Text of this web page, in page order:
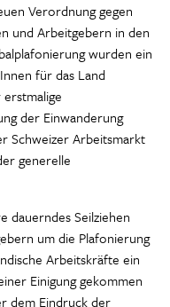
Verordnung gegen
und Arbeitgebern in den
wurden ein
für das Land
der Einwanderung
Schweizer Arbeitsmarkt
generelle
dauerndes Seilziehen
um die Plafonierung
Arbeitskräfte ein
Einigung gekommen
dem Eindruck der